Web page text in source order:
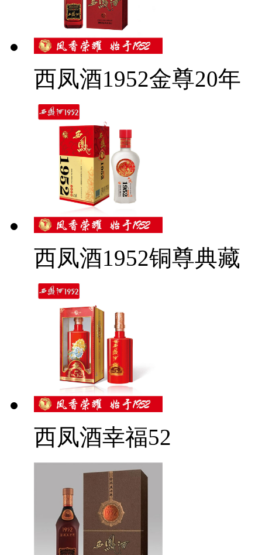
西凤酒1952金尊20年
西凤酒1952铜尊典藏
西凤酒幸福52